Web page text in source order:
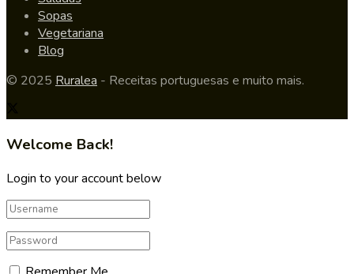
Sopas
Vegetariana
Blog
© 2025 Ruralea - Receitas portuguesas e muito mais.
Welcome Back!
Login to your account below